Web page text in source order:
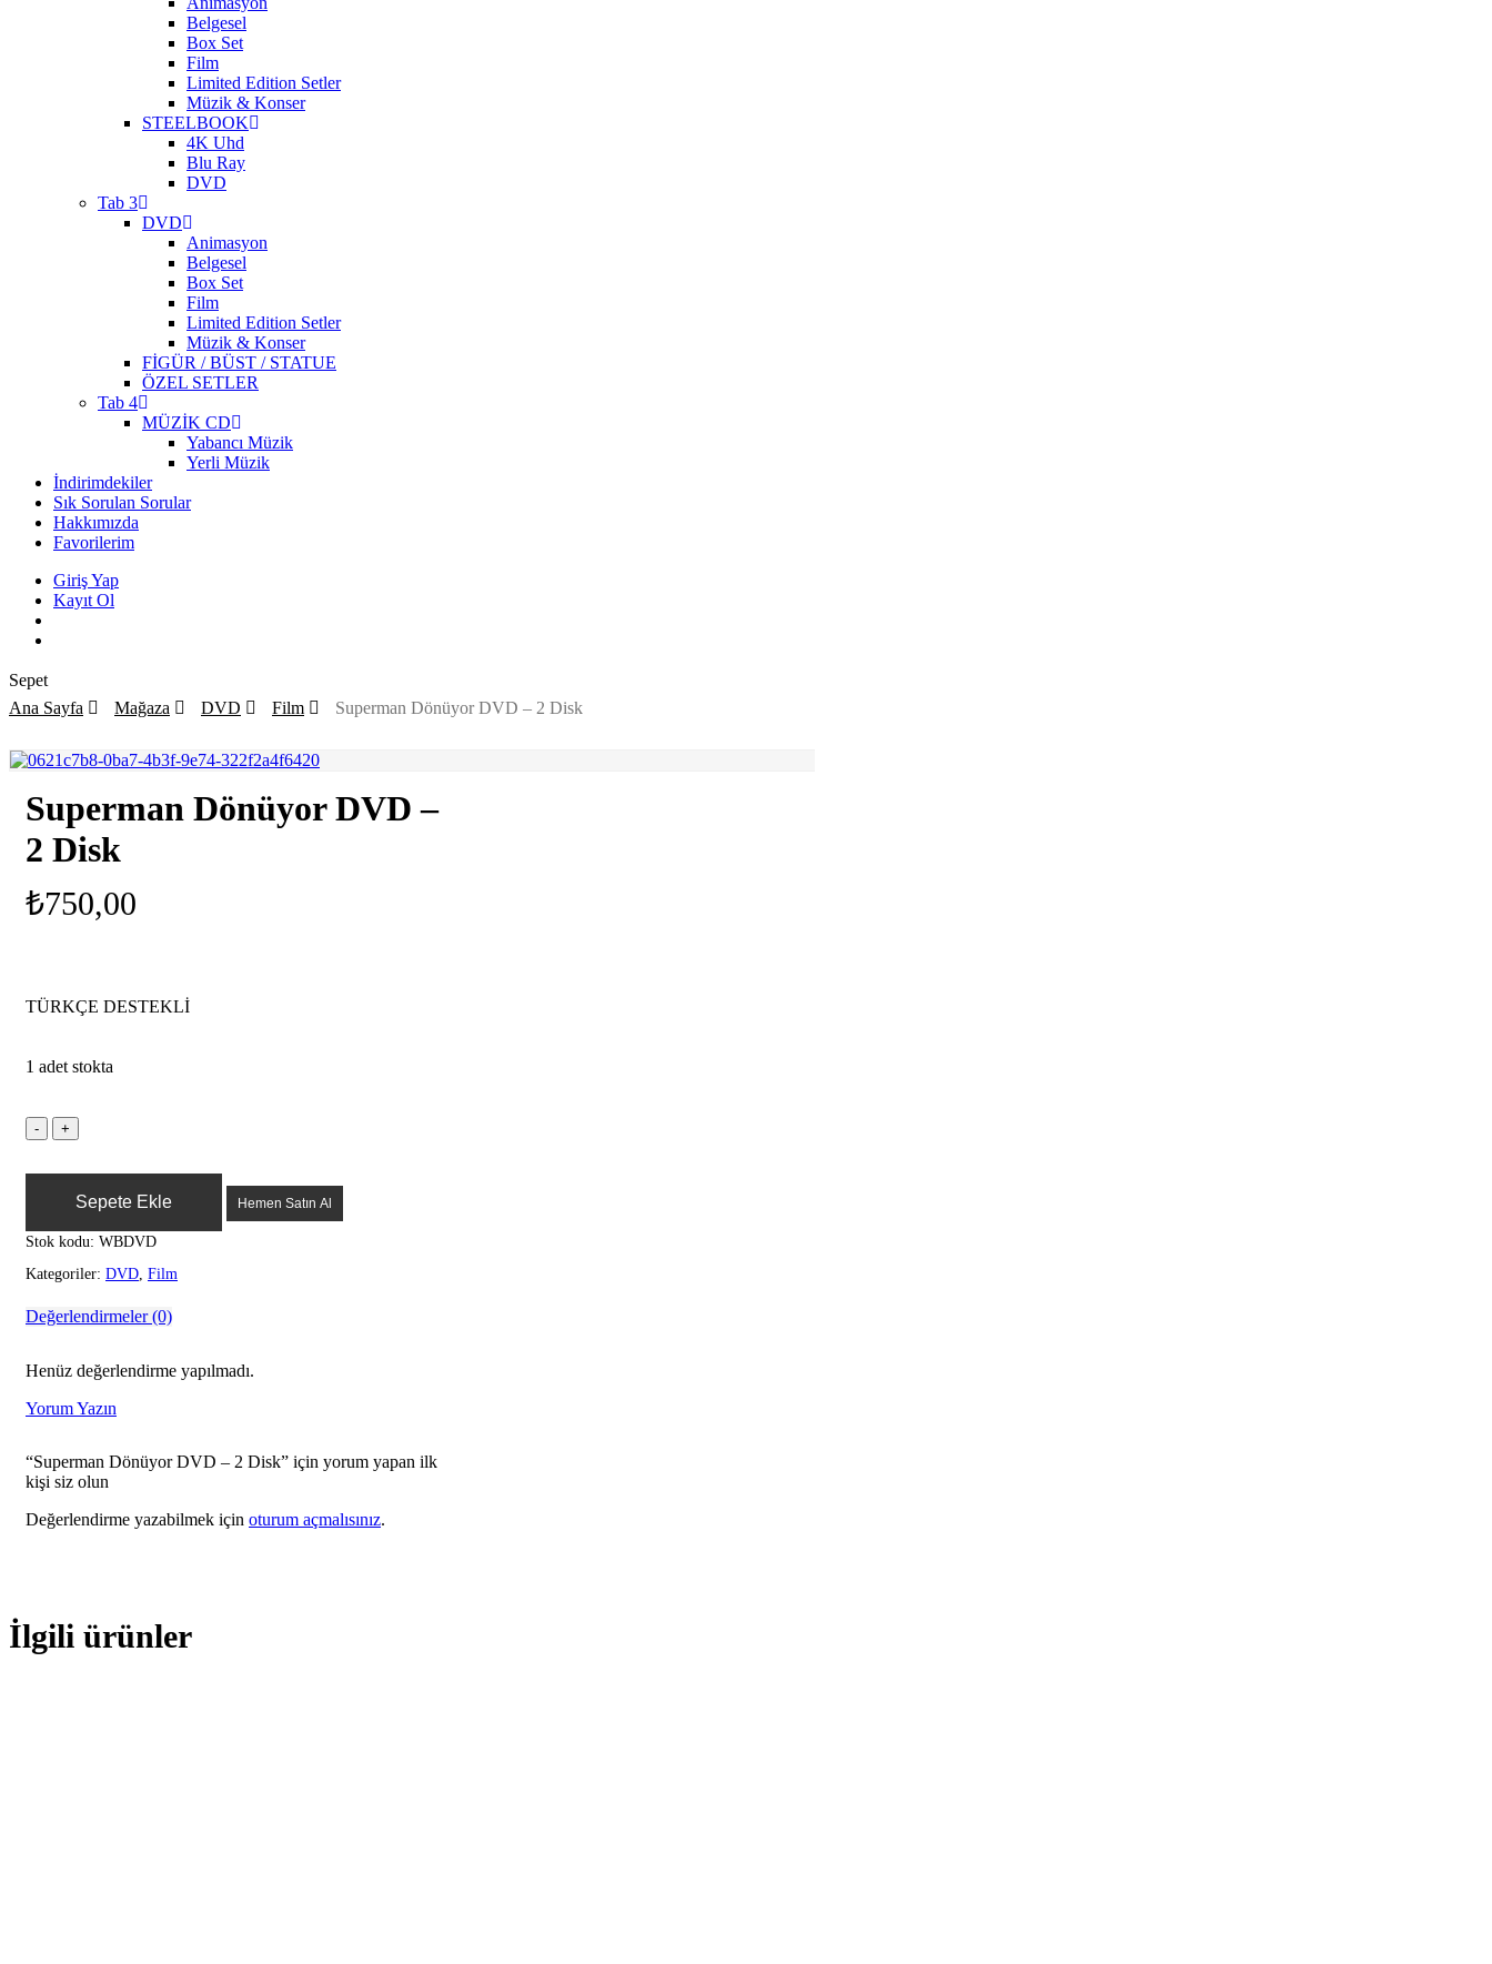
Belgesel
Box Set
Film
Limited Edition Setler
Müzik & Konser
STEELBOOK
4K Uhd
Blu Ray
DVD
Tab 3
DVD
Animasyon
Belgesel
Box Set
Film
Limited Edition Setler
Müzik & Konser
FİGÜR / BÜST / STATUE
ÖZEL SETLER
Tab 4
MÜZİK CD
Yabancı Müzik
Yerli Müzik
İndirimdekiler
Sık Sorulan Sorular
Hakkımızda
Favorilerim
Giriş Yap
Kayıt Ol
SepetClose
Cart
Ana Sayfa Mağaza DVD Film Superman Dönüyor DVD – 2 Disk
Superman Dönüyor DVD –
2 Disk
₺750,00
TÜRKÇE DESTEKLİ
1 adet stokta
Sepete Ekle Hemen Satın Al
Stok kodu: WBDVD
Kategoriler: DVD, Film
Değerlendirmeler (0)
Henüz değerlendirme yapılmadı.
Yorum Yazın
“Superman Dönüyor DVD – 2 Disk” için yorum yapan ilk
kişi siz olun
Değerlendirme yazabilmek için oturum açmalısınız.
İlgili ürünler